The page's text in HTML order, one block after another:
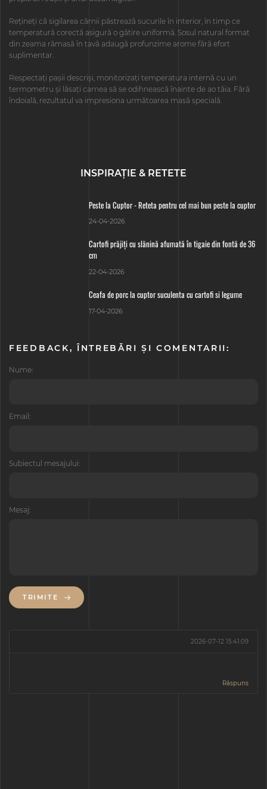
Rețineți că sigilarea cărnii păstrează sucurile în interior, în timp ce
temperatură corectă asigură o gătire uniformă. Sosul natural format
din zeama rămasă în tavă adaugă profunzime arome fără efort
suplimentar.
Respectați pașii descriși, monitorizați temperatura internă cu un
termometru și lăsați carnea să se odihnească înainte de ao tăia. Fără
îndoială, rezultatul va impresiona următoarea masă specială.
INSPIRAŢIE & RETETE
Peste la Cuptor - Reteta pentru cel mai bun peste la cuptor
24-04-2026
Cartofi prăjiți cu slănină afumată în tigaie din fontă de 36
cm
22-04-2026
Ceafa de porc la cuptor suculenta cu cartofi si legume
17-04-2026
FEEDBACK, ÎNTREBĂRI ȘI COMENTARII:
Nume:
Email:
Subiectul mesajului:
Mesaj:
TRIMITE
2026-07-12 15:41:09
Răspuns